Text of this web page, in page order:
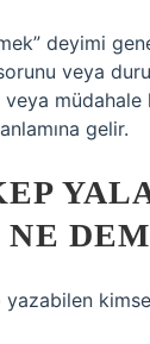
deyimi
veya
müdahale
gelir.